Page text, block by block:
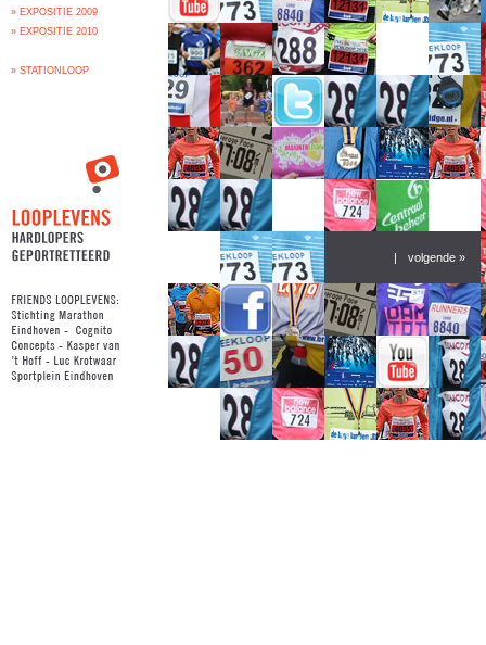
» EXPOSITIE 2009
» EXPOSITIE 2010
» STATIONLOOP
| volgende »